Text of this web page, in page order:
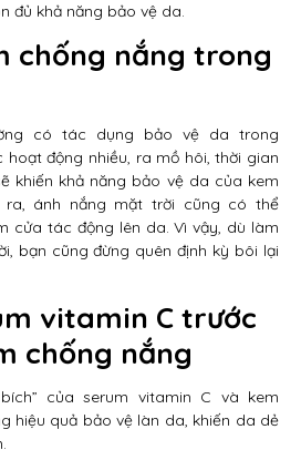
đủ khả năng bảo vệ da.
chống nắng trong
có tác dụng bảo vệ da trong
hoạt động nhiều, ra mồ hôi, thời gian
khiến khả năng bảo vệ da của kem
ra, ánh nắng mặt trời cũng có thể
cửa tác động lên da. Vì vậy, dù làm
bạn cũng đừng quên định kỳ bôi lại
vitamin C trước
chống nắng
của serum vitamin C và kem
hiệu quả bảo vệ làn da, khiến da dẻ